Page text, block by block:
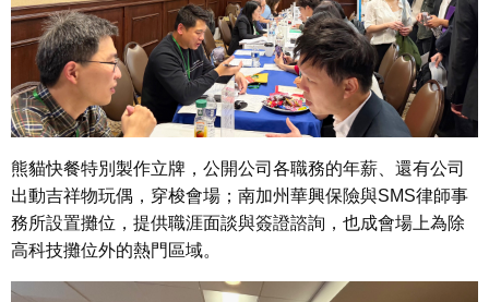
熊貓快餐特別製作立牌，公開公司各職務的年薪、還有公司
出動吉祥物玩偶，穿梭會場；南加州華興保險與SMS律師事
務所設置攤位，提供職涯面談與簽證諮詢，也成會場上為除
高科技攤位外的熱門區域。